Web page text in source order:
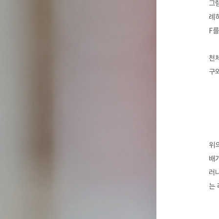
그
례
F
천
구
위
배
러
는